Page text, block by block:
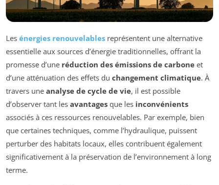
Les énergies renouvelables représentent une alternative
essentielle aux sources d’énergie traditionnelles, offrant la
promesse d’une réduction des émissions de carbone et
d’une atténuation des effets du changement climatique. À
travers une analyse de cycle de vie, il est possible
d’observer tant les avantages que les inconvénients
associés à ces ressources renouvelables. Par exemple, bien
que certaines techniques, comme l’hydraulique, puissent
perturber des habitats locaux, elles contribuent également
significativement à la préservation de l’environnement à long
terme.